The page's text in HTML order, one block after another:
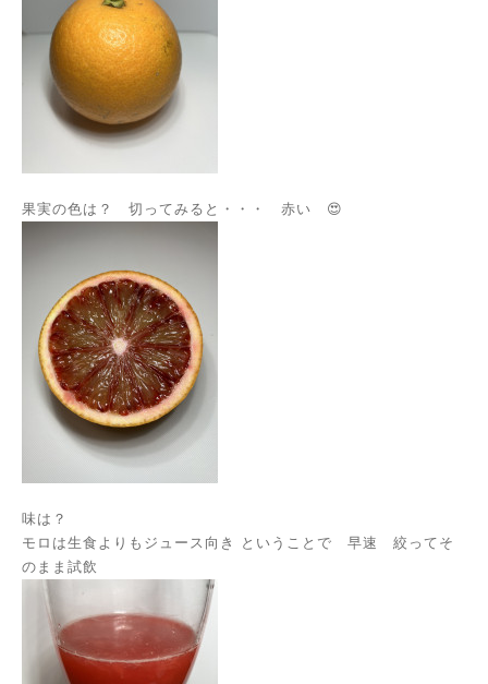
果実の色は？ 切ってみると・・・ 赤い 😍
味は？
モロは生食よりもジュース向き ということで 早速 絞ってそ
のまま試飲